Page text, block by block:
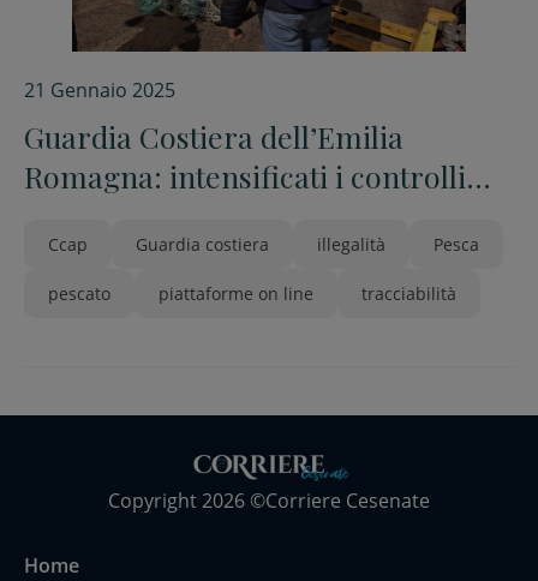
21 Gennaio 2025
Guardia Costiera dell’Emilia
Romagna: intensificati i controlli
Ccap Guardia costiera illegalità Pesca
pescato piattaforme on line tracciabilità
Copyright 2026 ©Corriere Cesenate
Home